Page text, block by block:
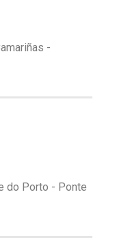
-
do Porto - Ponte